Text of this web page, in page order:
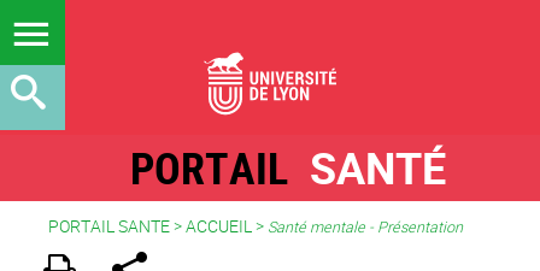
PORTAIL SANTÉ
PORTAIL SANTE>ACCUEIL> Santé mentale - Présentation